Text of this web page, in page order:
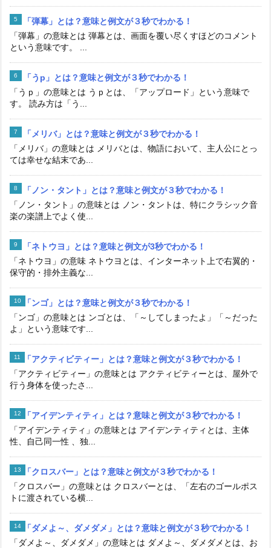
「弾幕」とは？意味と例文が３秒でわかる！
「弾幕」の意味とは 弾幕とは、画面を覆い尽くすほどのコメント
という意味です。 ...
「うp」とは？意味と例文が３秒でわかる！
「うｐ」の意味とは うｐとは、「アップロード」という意味で
す。 読み方は「う...
「メリバ」とは？意味と例文が３秒でわかる！
「メリバ」の意味とは メリバとは、物語において、主人公にとっ
ては幸せな結末であ...
「ノン・タント」とは？意味と例文が３秒でわかる！
「ノン・タント」の意味とは ノン・タントは、特にクラシック音
楽の楽譜上でよく使...
「ネトウヨ」とは？意味と例文が3秒でわかる！
「ネトウヨ」の意味 ネトウヨとは、インターネット上で右翼的・
保守的・排外主義な...
「ンゴ」とは？意味と例文が３秒でわかる！
「ンゴ」の意味とは ンゴとは、「～してしまったよ」「～だった
よ」という意味です...
「アクティビティー」とは？意味と例文が３秒でわかる！
「アクティビティー」の意味とは アクティビティーとは、屋外で
行う身体を使ったさ...
「アイデンティティ」とは？意味と例文が３秒でわかる！
「アイデンティティ」の意味とは アイデンティティとは、主体
性、自己同一性 、独...
「クロスバー」とは？意味と例文が３秒でわかる！
「クロスバー」の意味とは クロスバーとは、「左右のゴールポス
トに渡されている横...
「ダメよ～、ダメダメ」とは？意味と例文が３秒でわかる！
「ダメよ～、ダメダメ」の意味とは ダメよ～、ダメダメとは、お